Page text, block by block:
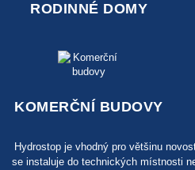
RODINNÉ DOMY
KOMERČNÍ BUDOVY
Hydrostop je vhodný pro většinu
se instaluje do technických místnosti